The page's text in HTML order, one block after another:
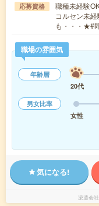
応募資格
職種未経験
コルセン未
も・・・★#
職場の雰囲気
年齢層
20代
男女比率
女性
気になる!
派遣会社